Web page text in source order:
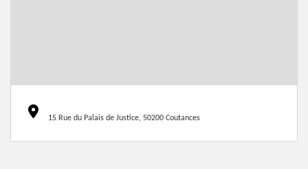
15 Rue du Palais de Justice, 50200 Coutances